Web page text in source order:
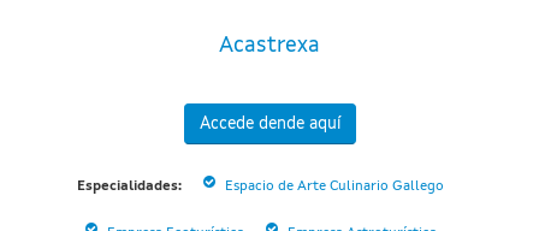
Acastrexa
Accede dende aquí
Especialidades: Espacio de Arte Culinario Gallego